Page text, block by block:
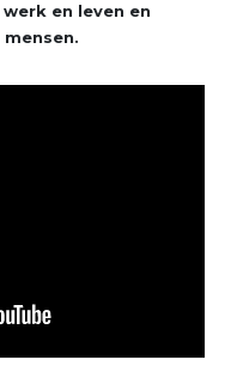
en leven en